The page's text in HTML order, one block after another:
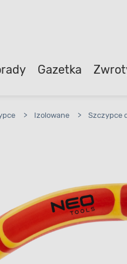
Gazetka
> Izolowane > Szczypce